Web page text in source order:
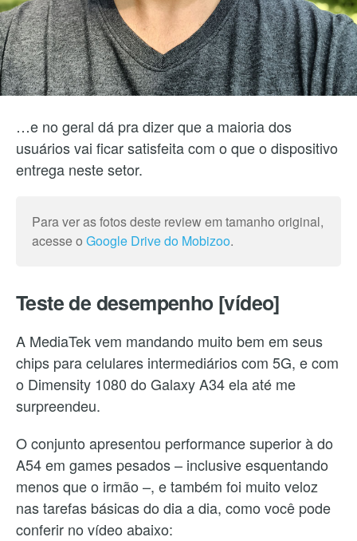
…e no geral dá pra dizer que a maioria dos
usuários vai ficar satisfeita com o que o dispositivo
entrega neste setor.
Para ver as fotos deste review em tamanho original,
acesse o Google Drive do Mobizoo.
Teste de desempenho [vídeo]
A MediaTek vem mandando muito bem em seus
chips para celulares intermediários com 5G, e com
o Dimensity 1080 do Galaxy A34 ela até me
surpreendeu.
O conjunto apresentou performance superior à do
A54 em games pesados – inclusive esquentando
menos que o irmão –, e também foi muito veloz
nas tarefas básicas do dia a dia, como você pode
conferir no vídeo abaixo: